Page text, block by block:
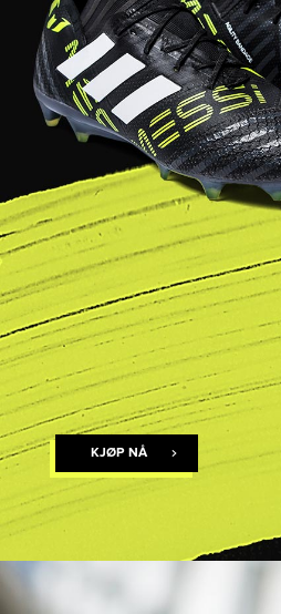
KJØP NÅ